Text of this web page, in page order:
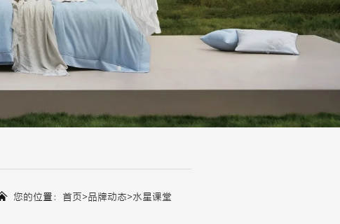
您的位置： 首页 >品牌动态>水星课堂